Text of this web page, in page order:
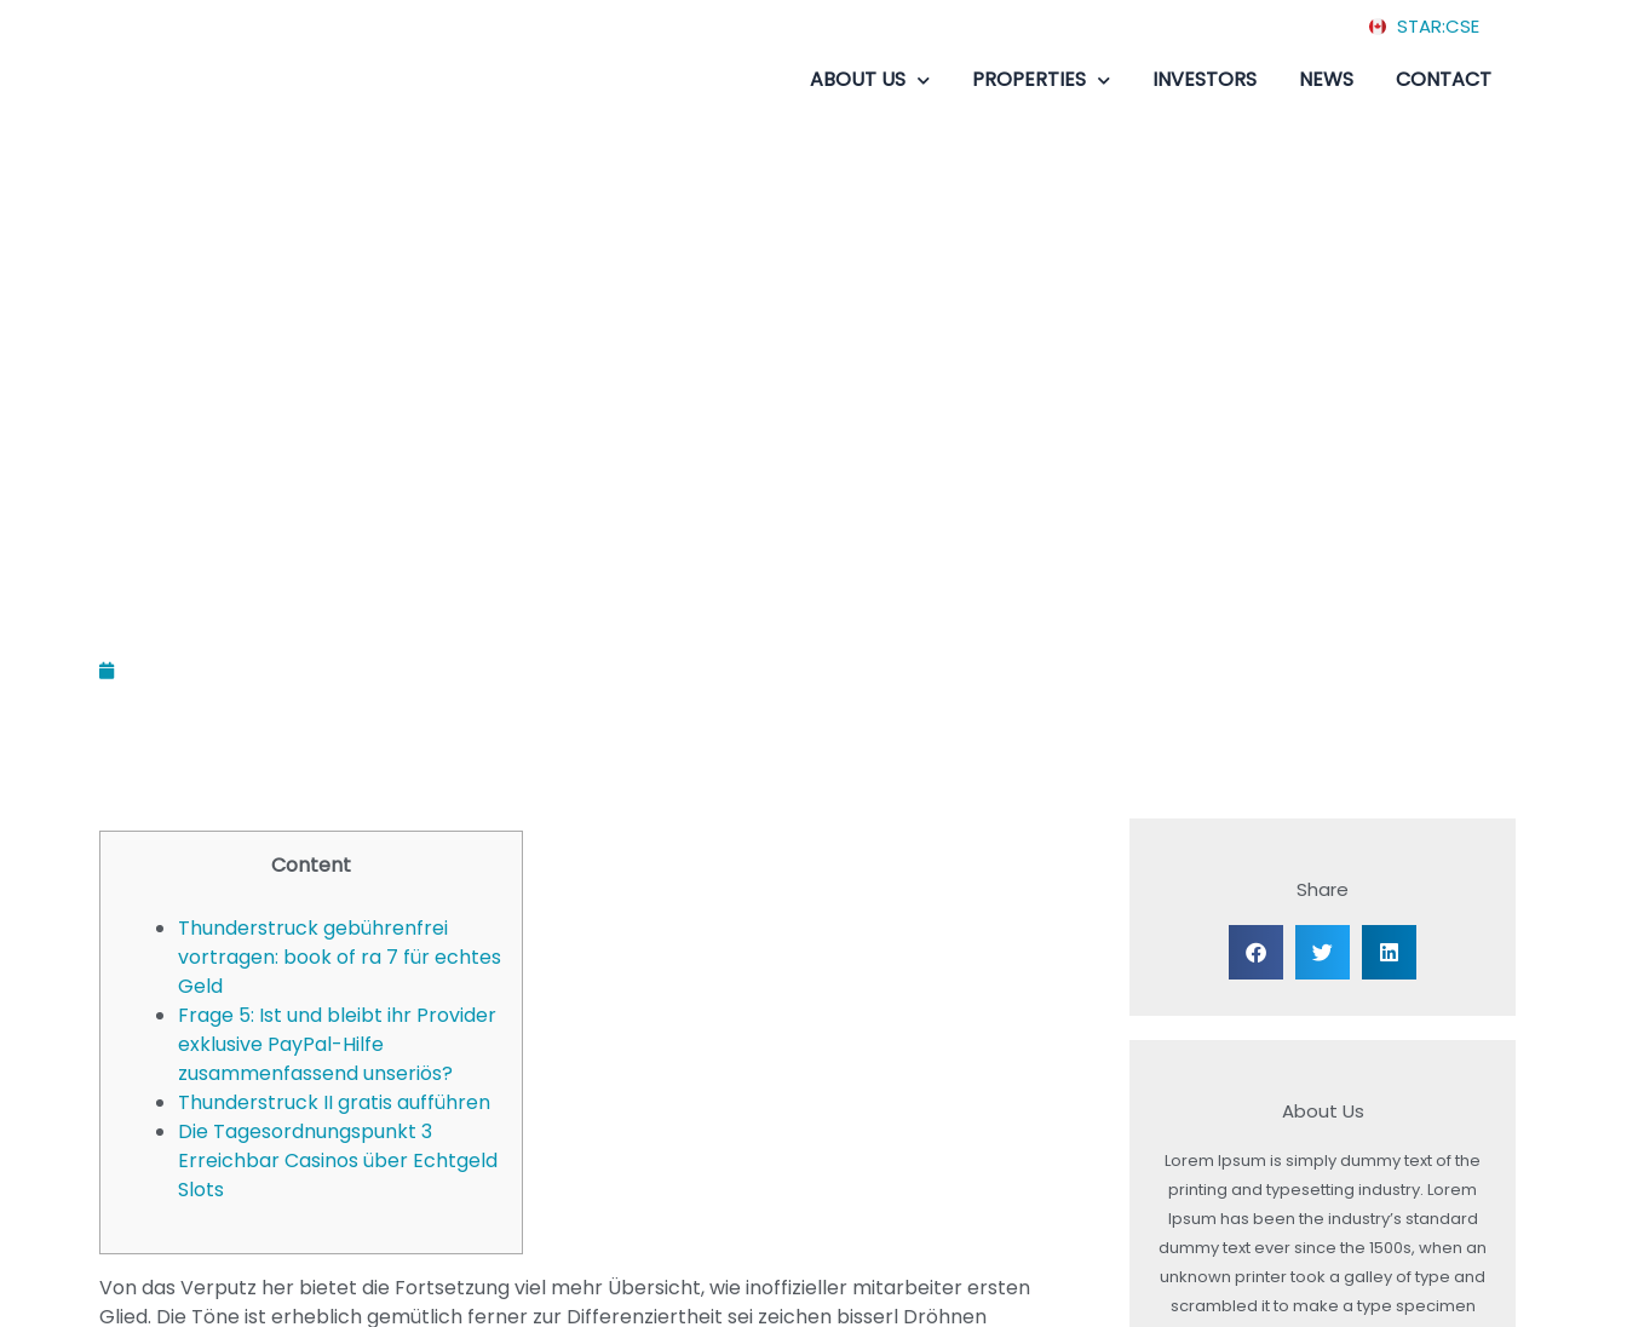
STAR:CSE
ABOUT US PROPERTIES INVESTORS NEWS CONTACT
Content
Thunderstruck gebührenfrei
vortragen: book of ra 7 für echtes
Geld
Frage 5: Ist und bleibt ihr Provider
exklusive PayPal-Hilfe
zusammenfassend unseriös?
Thunderstruck II gratis aufführen
Die Tagesordnungspunkt 3
Erreichbar Casinos über Echtgeld
Slots
Von das Verputz her bietet die Fortsetzung viel mehr Übersicht, wie inoffizieller mitarbeiter ersten
Glied. Die Töne ist erheblich gemütlich ferner zur Differenziertheit sei zeichen bisserl Dröhnen
Share
About Us
Lorem Ipsum is simply dummy text of the
printing and typesetting industry. Lorem
Ipsum has been the industry’s standard
dummy text ever since the 1500s, when an
unknown printer took a galley of type and
scrambled it to make a type specimen